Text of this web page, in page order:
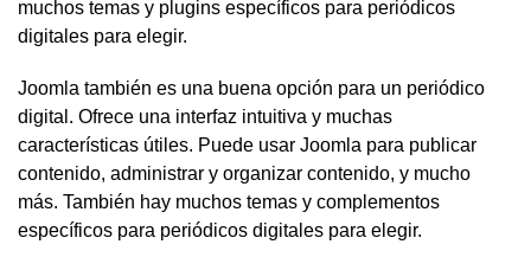
muchos temas y plugins específicos para periódicos
digitales para elegir.
Joomla también es una buena opción para un periódico
digital. Ofrece una interfaz intuitiva y muchas
características útiles. Puede usar Joomla para publicar
contenido, administrar y organizar contenido, y mucho
más. También hay muchos temas y complementos
específicos para periódicos digitales para elegir.